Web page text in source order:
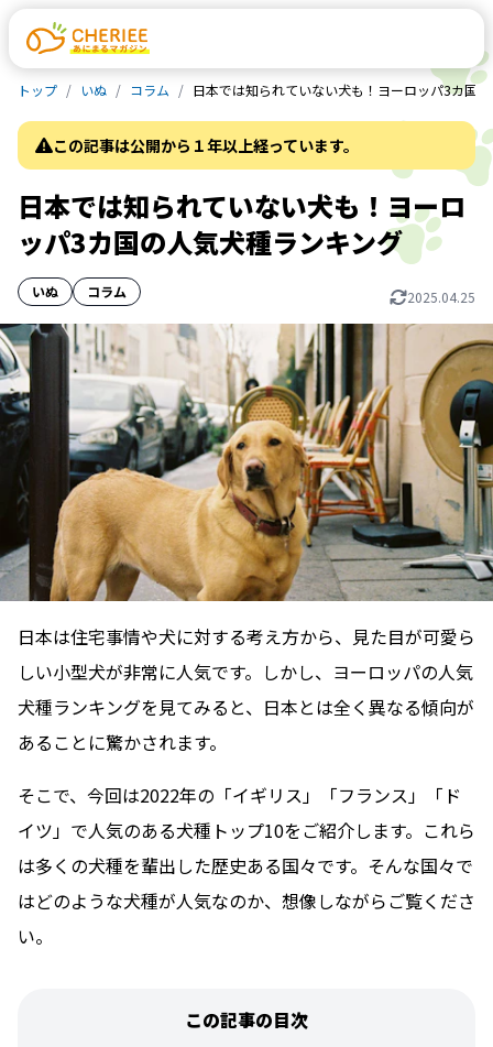
トップ いぬ コラム 日本では知られていない犬も！ヨーロッパ3カ国
この記事は公開から１年以上経っています。
日本では知られていない犬も！ヨーロ
ッパ3カ国の人気犬種ランキング
いぬ コラム 2025.04.25
日本は住宅事情や犬に対する考え方から、見た目が可愛ら
しい小型犬が非常に人気です。しかし、ヨーロッパの人気
犬種ランキングを見てみると、日本とは全く異なる傾向が
あることに驚かされます。
そこで、今回は2022年の「イギリス」「フランス」「ド
イツ」で人気のある犬種トップ10をご紹介します。これら
は多くの犬種を輩出した歴史ある国々です。そんな国々で
はどのような犬種が人気なのか、想像しながらご覧くださ
い。
この記事の目次